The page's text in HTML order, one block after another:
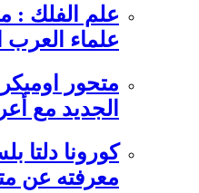
علم الفلك :
علماء
متحور
الجديد مع
كورونا
معرفته عن